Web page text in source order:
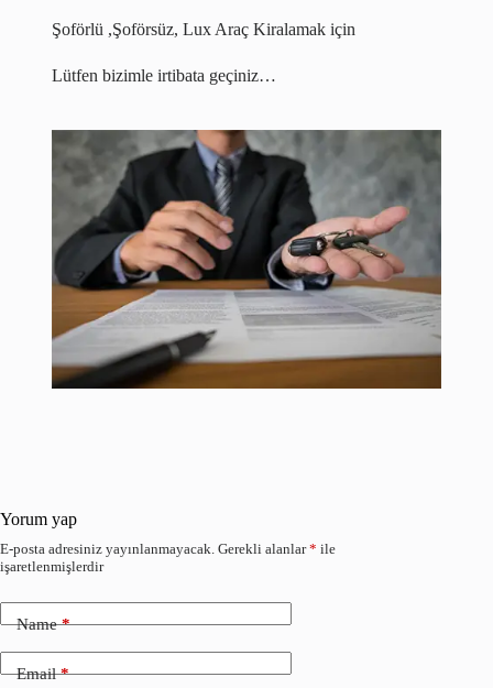
Şoförlü ,Şoförsüz, Lux Araç Kiralamak için
Lütfen bizimle irtibata geçiniz…
Yorum yap
E-posta adresiniz yayınlanmayacak. Gerekli alanlar* ile
işaretlenmişlerdir
Name*
Email*